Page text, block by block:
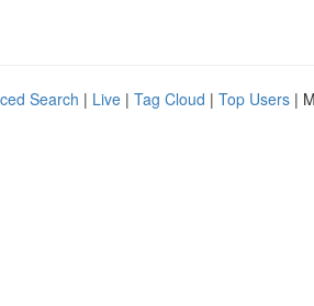
Search | Live | Tag Cloud | Top Users |